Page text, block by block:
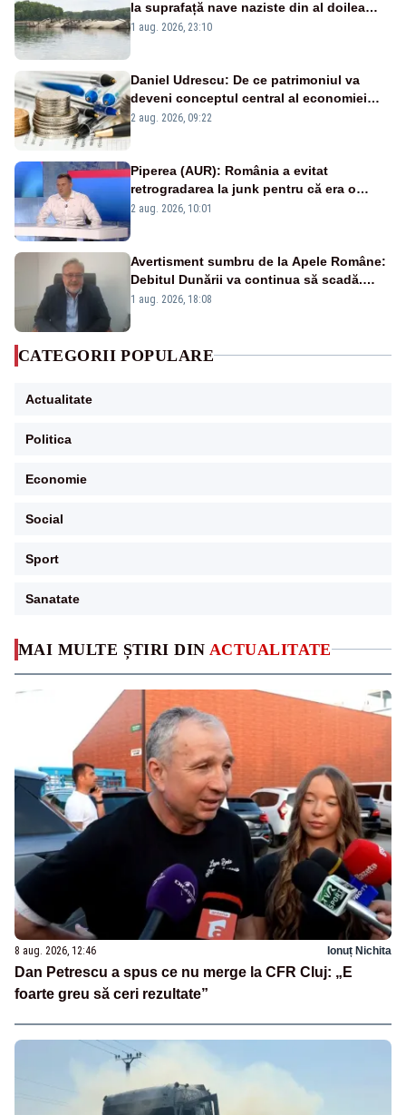
MAI MULTE ȘTIRI DIN ACTUALITATE
8 aug. 2026, 12:46 Ionuț Nichita
Dan Petrescu a spus ce nu merge la CFR Cluj: „E
foarte greu să ceri rezultate”
la suprafață nave naziste din al doilea
război mondial
1 aug. 2026, 23:10
Daniel Udrescu: De ce patrimoniul va
deveni conceptul central al economiei
viitoare?
2 aug. 2026, 09:22
Piperea (AUR): România a evitat
retrogradarea la junk pentru că era o
catastrofă pentru bănci și fondurile de
2 aug. 2026, 10:01
Avertisment sumbru de la Apele Române:
Debitul Dunării va continua să scadă.
Cernavodă s-ar putea închide în 4 zile
1 aug. 2026, 18:08
CATEGORII POPULARE
Actualitate
Politica
Economie
Social
Sport
Sanatate